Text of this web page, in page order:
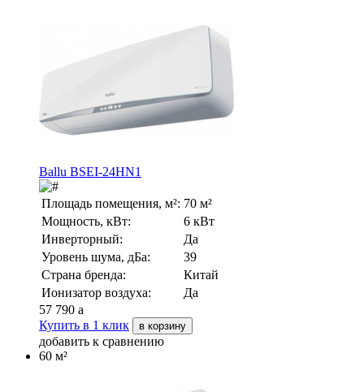
Ballu BSEI-24HN1
Площадь помещения, м²: 70 м²
Мощность, кВт:
6 кВт
Инверторный:
Да
Уровень шума, дБа:
39
Страна бренда:
Китай
Ионизатор воздуха:
Да
57 790 a
Купить в 1 клик
в корзину
добавить к сравнению
60 м²